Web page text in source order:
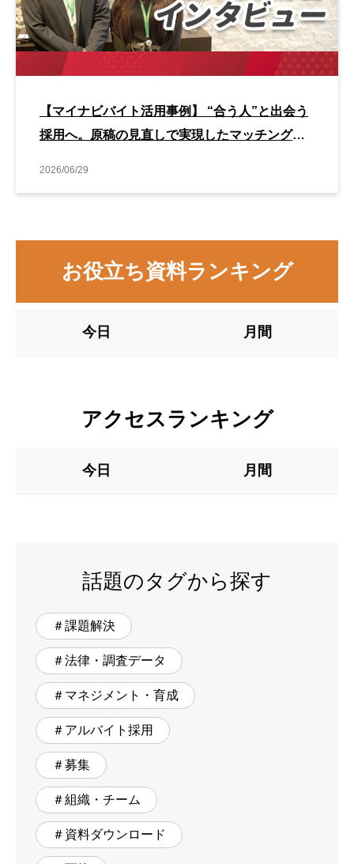
【マイナビバイト活用事例】 “合う人”と出会う
採用へ。原稿の見直しで実現したマッチング改
2026/06/29
お役立ち資料ランキング
今日 月間
アクセスランキング
今日 月間
話題のタグから探す
＃課題解決
＃法律・調査データ
＃マネジメント・育成
＃アルバイト採用
＃募集
＃組織・チーム
＃資料ダウンロード